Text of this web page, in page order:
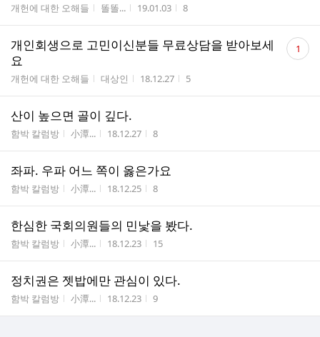
게시판명
개헌에 대한 오해들 작성자
똘똘... 작성시간
19.01.03 조회수
8
개인회생으로 고민이신분들 무료상담을 받아보세
요
게시판명
개헌에 대한 오해들 작성자
대상인 작성시간
18.12.27 조회수
5
댓
글 1
산이 높으면 골이 깊다.
게시판명
함박 칼럼방 작성자
小潭... 작성시간
18.12.27 조회수
8
좌파. 우파 어느 쪽이 옳은가요
게시판명
함박 칼럼방 작성자
小潭... 작성시간
18.12.25 조회수
8
한심한 국회의원들의 민낯을 봤다.
게시판명
함박 칼럼방 작성자
小潭... 작성시간
18.12.23 조회수
15
정치권은 젯밥에만 관심이 있다.
게시판명
함박 칼럼방 작성자
小潭... 작성시간
18.12.23 조회수
9